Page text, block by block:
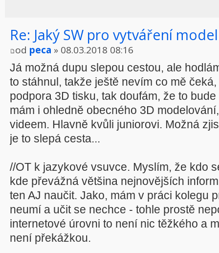
Re: Jaký SW pro vytváření
od peca » 08.03.2018 08:16
Já možná dupu slepou cestou, ale
to stáhnul, takže ještě nevím co mě
podpora 3D tisku, tak doufám, že to
mám i ohledně obecného 3D
videem. Hlavně kvůli juniorovi. Možná
je to slepá cesta...
//OT k jazykové vsuvce. Myslím, že kdo
kde převážná většina nejnovějších
ten AJ naučit. Jako, mám v práci kolegu
neumí a učit se nechce - tohle prostě
internetové úrovni to není nic těžkého a
není překážkou.